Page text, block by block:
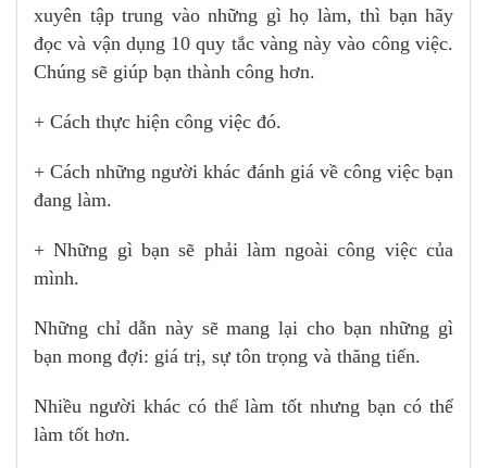
xuyên tập trung vào những gì họ làm, thì bạn hãy
đọc và vận dụng 10 quy tắc vàng này vào công việc.
Chúng sẽ giúp bạn thành công hơn.
+ Cách thực hiện công việc đó.
+ Cách những người khác đánh giá về công việc bạn
đang làm.
+ Những gì bạn sẽ phải làm ngoài công việc của
mình.
Những chỉ dẫn này sẽ mang lại cho bạn những gì
bạn mong đợi: giá trị, sự tôn trọng và thăng tiến.
Nhiều người khác có thể làm tốt nhưng bạn có thể
làm tốt hơn.